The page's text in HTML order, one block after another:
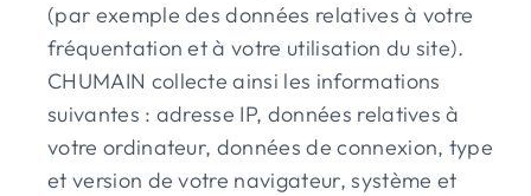
(par exemple des données relatives à votre
fréquentation et à votre utilisation du site).
CHUMAIN collecte ainsi les informations
suivantes : adresse IP, données relatives à
votre ordinateur, données de connexion, type
et version de votre navigateur, système et